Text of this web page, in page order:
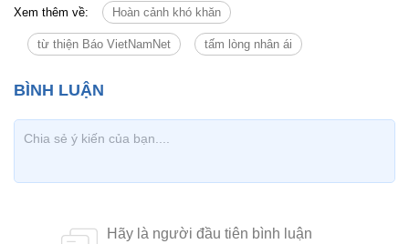
Xem thêm về: Hoàn cảnh khó khăn
từ thiện Báo VietNamNet tấm lòng nhân ái